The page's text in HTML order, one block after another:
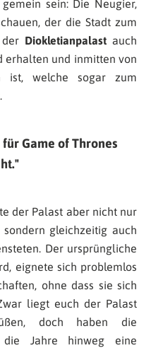
sein: Die Neugier,
der die Stadt zum
Diokletianpalast auch
erhalten und inmitten von
ist, welche sogar zum
Game of Thrones
der Palast aber nicht nur
sondern gleichzeitig auch
Der ursprüngliche
eignete sich problemlos
ohne dass sie sich
liegt euch der Palast
doch haben die
die Jahre hinweg eine